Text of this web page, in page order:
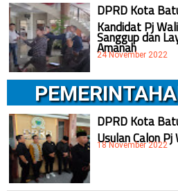
DPRD Kota
Kandidat Pj
Sanggup dan
Amanah
24 November 2022
DPRD Kota
Usulan Calon
18 November 2022